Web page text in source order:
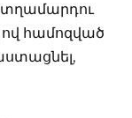
տղամարդու
համոզված